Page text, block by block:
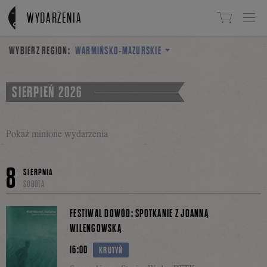
Linki do przejścia
WYDARZENIA
WYBIERZ REGION: WARMIŃSKO-MAZURSKIE
SIERPIEŃ 2026
2
NIEDZIELA
12:00 GIŻYCKO
Statek Olimpia, Port Ekomarina
FALKOWSKIM
Pokaż minione wydarzenia
8
SIERPNIA
SOBOTA
16:00 KRUTYŃ
FESTIWAL DOWÓD: SPOTKANIE Z JOANNĄ
WILENGOWSKĄ